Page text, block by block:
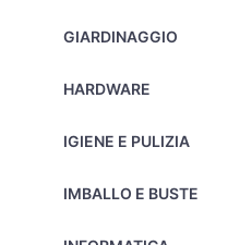
GIARDINAGGIO
HARDWARE
IGIENE E PULIZIA
IMBALLO E BUSTE